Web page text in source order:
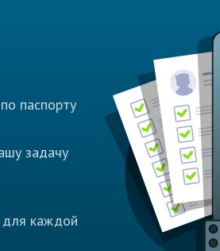
паспорту
задачу
каждой